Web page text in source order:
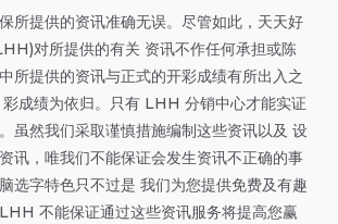
所提供的资讯准确无误。尽管如此，天天好
对所提供的有关 资讯不作任何承担或陈
所提供的资讯与正式的开彩成绩有所出入之
成绩为依归。只有 LHH 分销中心才能实证
虽然我们采取谨慎措施编制这些资讯以及 设
讯，唯我们不能保证会发生资讯不正确的事
选字特色只不过是 我们为您提供免费及有趣
不能保证通过这些资讯服务将提高您赢